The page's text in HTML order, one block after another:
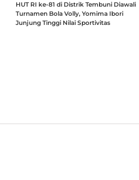
HUT RI ke-81 di Distrik Tembuni Diawali
Turnamen Bola Volly, Yomima Ibori
Junjung Tinggi Nilai Sportivitas